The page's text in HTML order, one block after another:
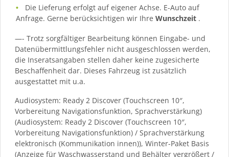
Die Lieferung erfolgt auf eigener Achse. E-Auto auf
Anfrage. Gerne berücksichtigen wir Ihre Wunschzeit .
—- Trotz sorgfältiger Bearbeitung können Eingabe- und
Datenübermittlungsfehler nicht ausgeschlossen werden,
die Inseratsangaben stellen daher keine zugesicherte
Beschaffenheit dar. Dieses Fahrzeug ist zusätzlich
ausgestattet mit u.a.
Audiosystem: Ready 2 Discover (Touchscreen 10″,
Vorbereitung Navigationsfunktion, Sprachverstärkung)
(Audiosystem: Ready 2 Discover (Touchscreen 10″,
Vorbereitung Navigationsfunktion) / Sprachverstärkung
elektronisch (Kommunikation innen)), Winter-Paket Basis
(Anzeige für Waschwasserstand und Behälter vergrößert /